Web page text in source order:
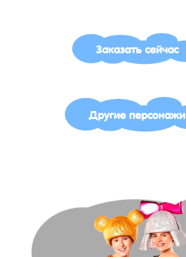
Заказать сейчас
Другие персонажи